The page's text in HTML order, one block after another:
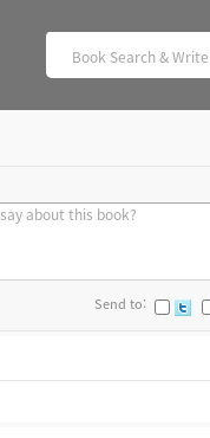
Send to: